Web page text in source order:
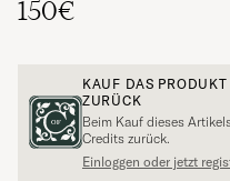
150€
KAUF DAS
ZURÜCK
Beim Kauf dieses
Credits zurück.
Einloggen oder jetzt